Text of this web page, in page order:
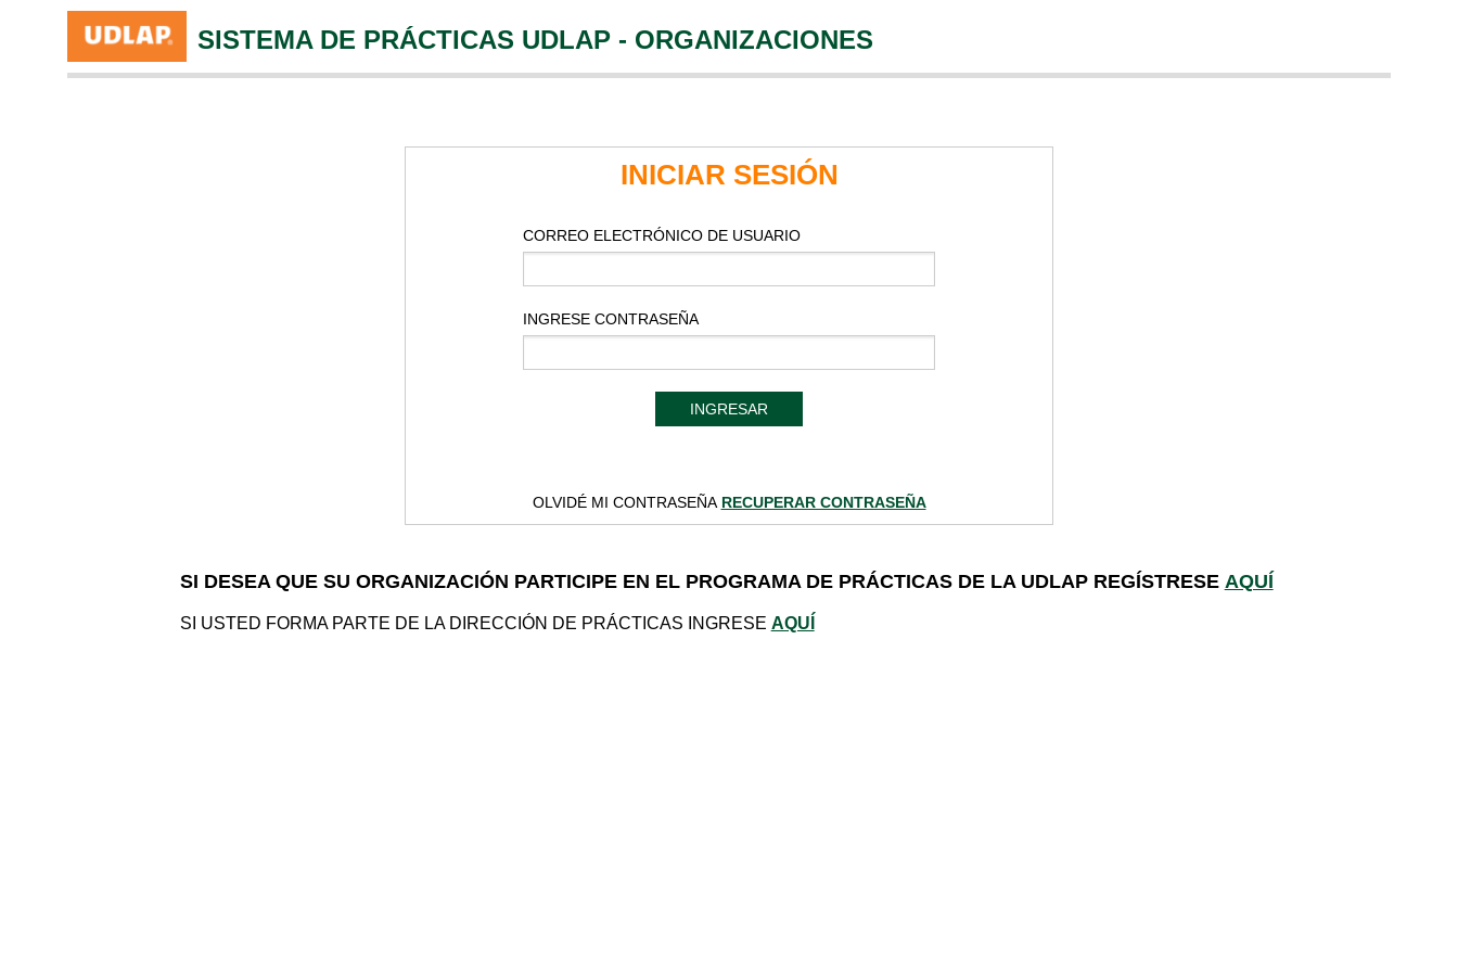
SISTEMA DE PRÁCTICAS UDLAP - ORGANIZACIONES
INICIAR SESIÓN
CORREO ELECTRÓNICO DE USUARIO
INGRESE CONTRASEÑA
OLVIDÉ MI CONTRASEÑA RECUPERAR CONTRASEÑA
SI DESEA QUE SU ORGANIZACIÓN PARTICIPE EN EL PROGRAMA DE PRÁCTICAS DE LA UDLAP REGÍSTRESE AQUÍ
SI USTED FORMA PARTE DE LA DIRECCIÓN DE PRÁCTICAS INGRESE AQUÍ